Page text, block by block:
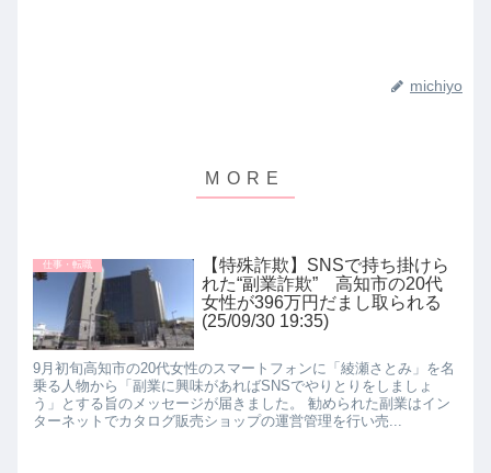
michiyo
仕事・転職
【特殊詐欺】SNSで持ち掛けら
れた“副業詐欺” 高知市の20代
女性が396万円だまし取られる
(25/09/30 19:35)
9月初旬高知市の20代女性のスマートフォンに「綾瀬さとみ」を名
乗る人物から「副業に興味があればSNSでやりとりをしましょ
う」とする旨のメッセージが届きました。 勧められた副業はイン
ターネットでカタログ販売ショップの運営管理を行い売...